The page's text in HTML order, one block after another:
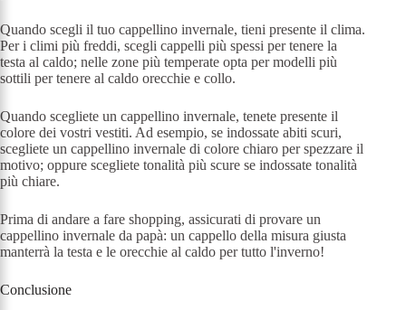
Quando scegli il tuo cappellino invernale, tieni presente il clima.
Per i climi più freddi, scegli cappelli più spessi per tenere la
testa al caldo; nelle zone più temperate opta per modelli più
sottili per tenere al caldo orecchie e collo.
Quando scegliete un cappellino invernale, tenete presente il
colore dei vostri vestiti. Ad esempio, se indossate abiti scuri,
scegliete un cappellino invernale di colore chiaro per spezzare il
motivo; oppure scegliete tonalità più scure se indossate tonalità
più chiare.
Prima di andare a fare shopping, assicurati di provare un
cappellino invernale da papà: un cappello della misura giusta
manterrà la testa e le orecchie al caldo per tutto l'inverno!
Conclusione